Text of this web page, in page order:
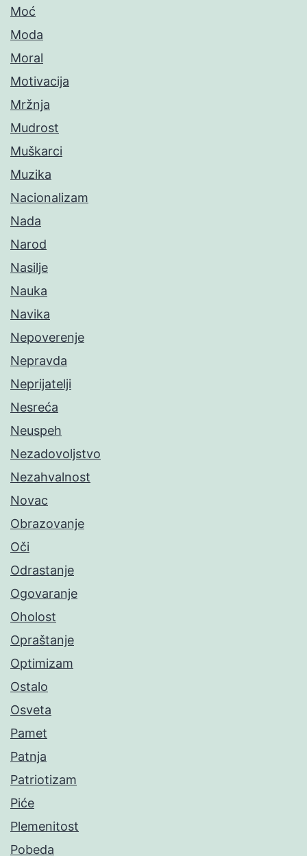
Moć
Moda
Moral
Motivacija
Mržnja
Mudrost
Muškarci
Muzika
Nacionalizam
Nada
Narod
Nasilje
Nauka
Navika
Nepoverenje
Nepravda
Neprijatelji
Nesreća
Neuspeh
Nezadovoljstvo
Nezahvalnost
Novac
Obrazovanje
Oči
Odrastanje
Ogovaranje
Oholost
Opraštanje
Optimizam
Ostalo
Osveta
Pamet
Patnja
Patriotizam
Piće
Plemenitost
Pobeda